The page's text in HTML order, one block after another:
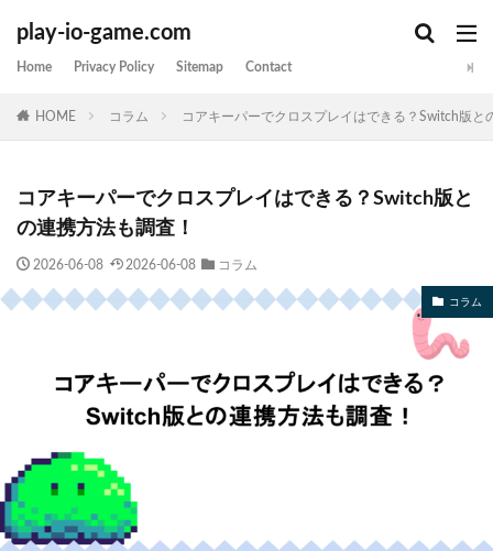
play-io-game.com
Home Privacy Policy Sitemap Contact
HOME コラム コアキーパーでクロスプレイはできる？Switch版と
コアキーパーでクロスプレイはできる？Switch版と
の連携方法も調査！
2026-06-08 2026-06-08 コラム
コラム